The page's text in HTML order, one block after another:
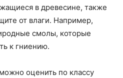
в древесине, также
от влаги. Например,
смолы, которые
к гниению.
оценить по классу